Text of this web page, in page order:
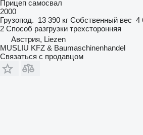
Прицеп самосвал
2000
Грузопод. 13 390 кг Собственный вес 4
2 Способ разгрузки трехсторонняя
Австрия, Liezen
MUSLIU KFZ & Baumaschinenhandel
Связаться с продавцом